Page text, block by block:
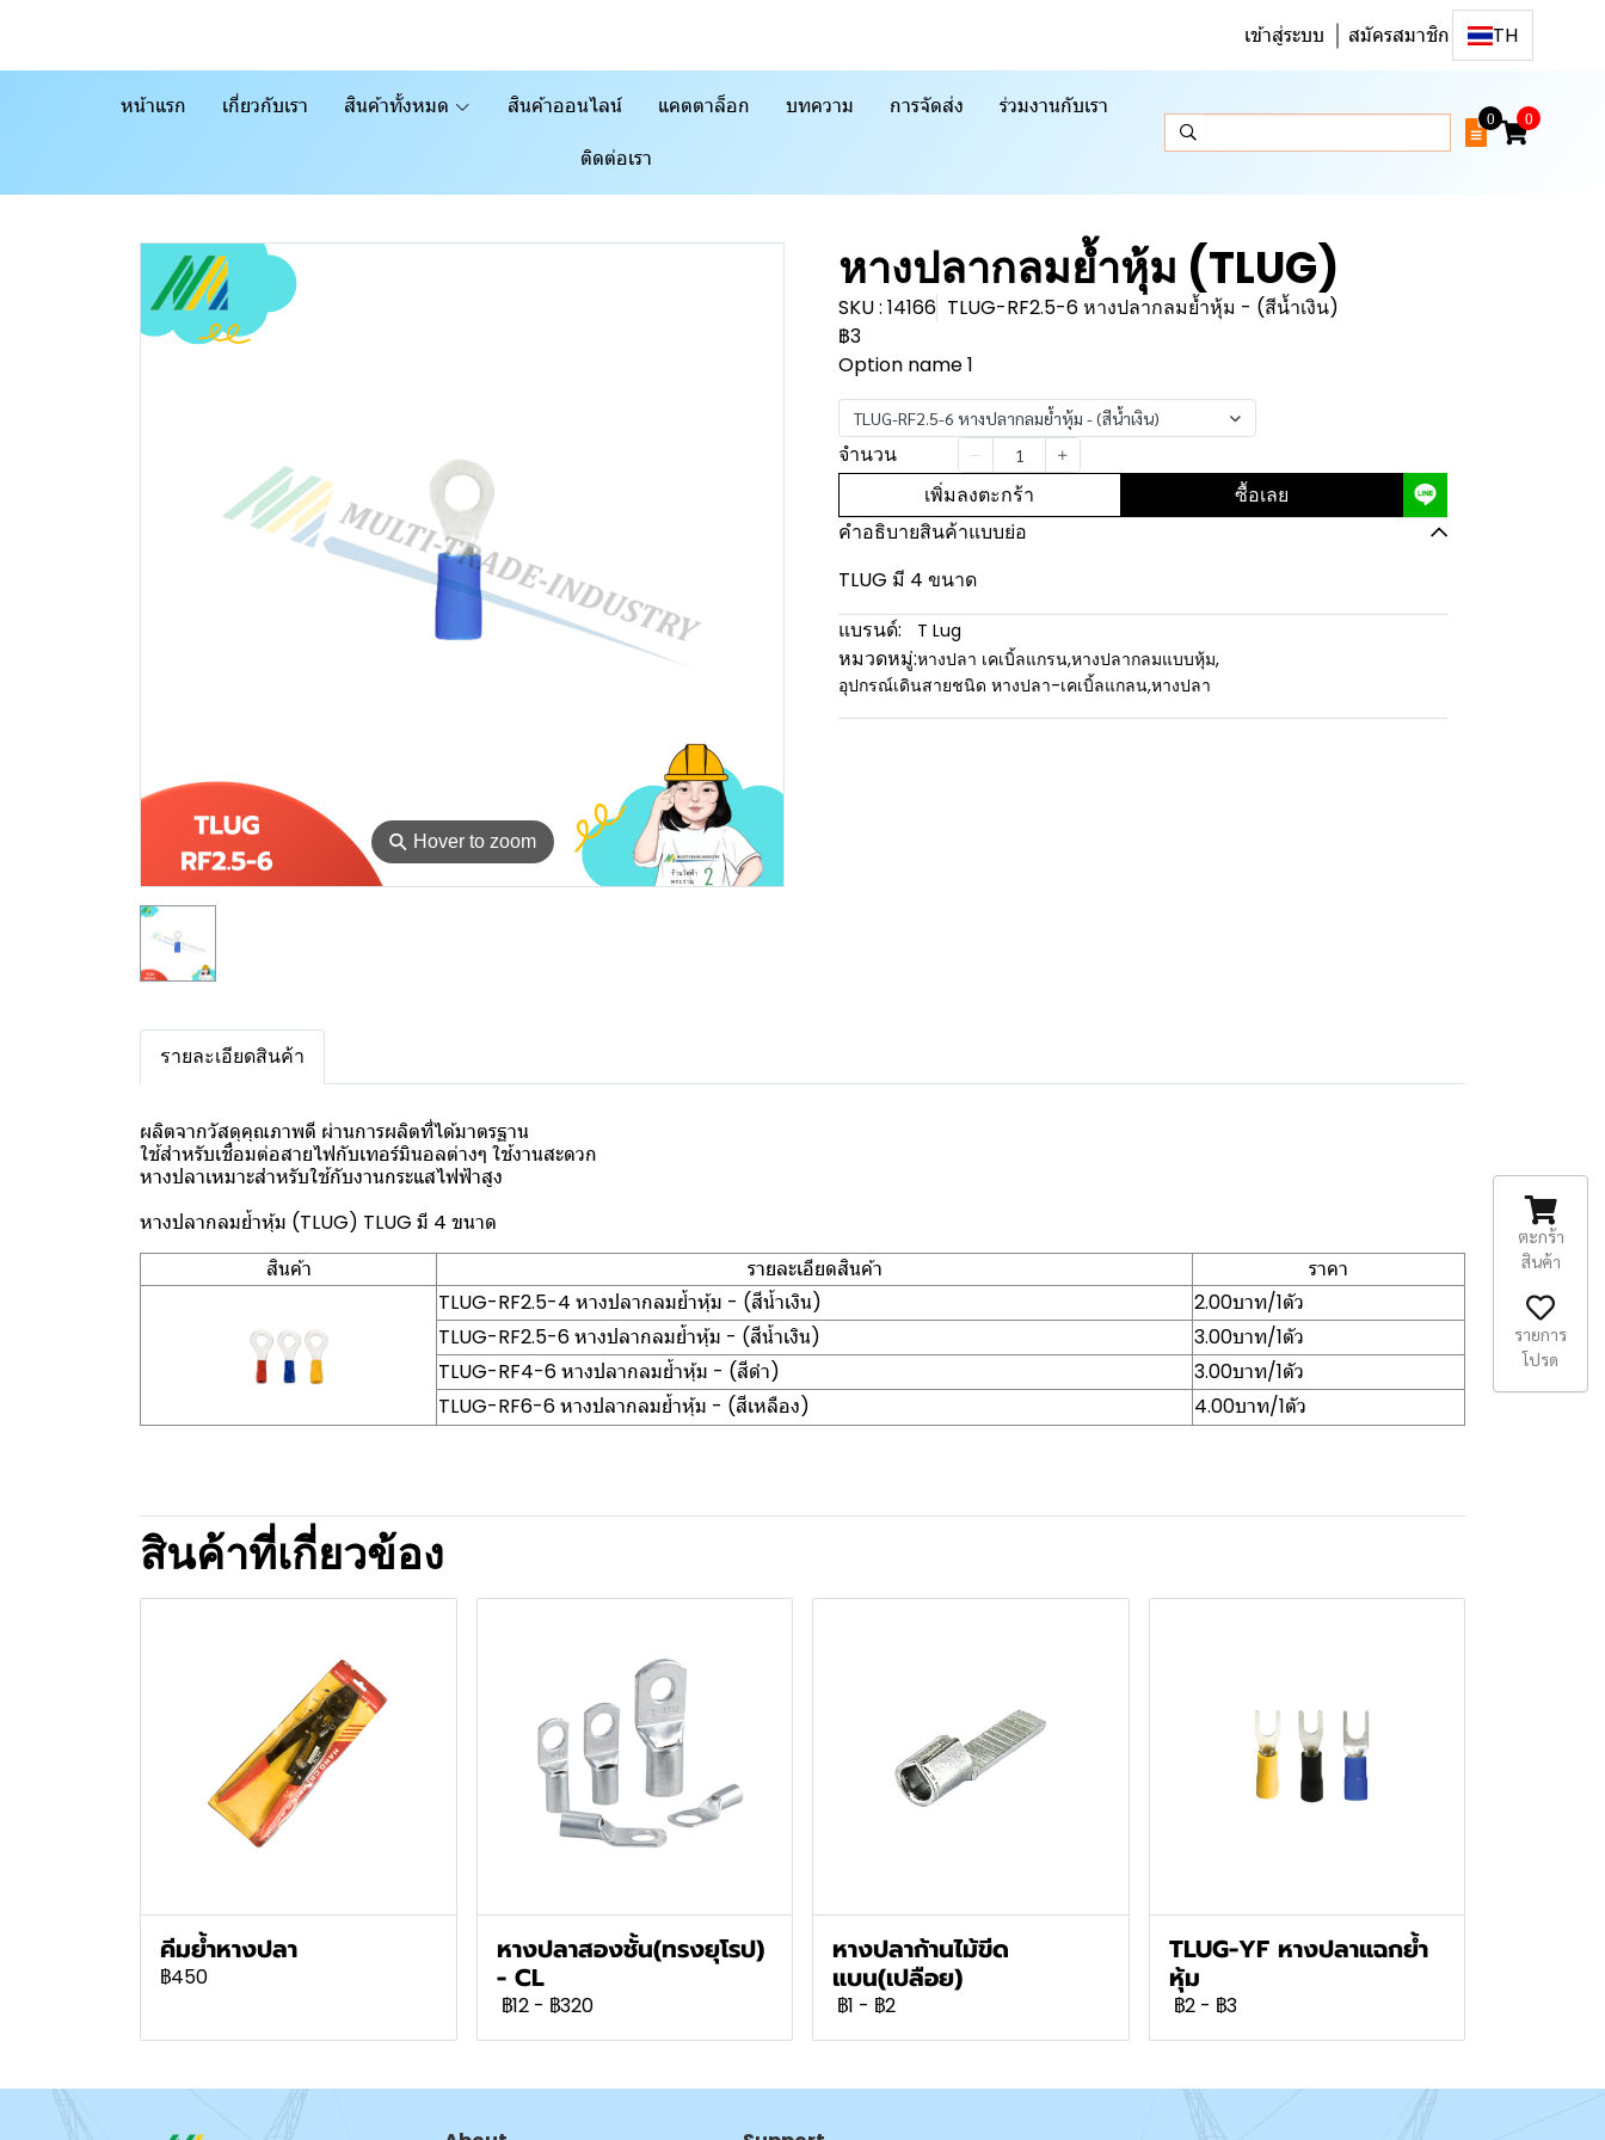
เข้าสู่ระบบ สมัครสมาชิก TH
หน้าแรก เกี่ยวกับเรา สินค้าทั้งหมด สินค้าออนไลน์ แคตตาล็อก บทความ การจัดส่ง ร่วมงานกับเรา
ติดต่อเรา
0 0
⚲ Hover to zoom
หางปลากลมย้ำหุ้ม (TLUG)
SKU : 14166 TLUG-RF2.5-6 หางปลากลมย้ำหุ้ม - (สีน้ำเงิน)
฿3
Option name 1
TLUG-RF2.5-6 หางปลากลมย้ำหุ้ม - (สีน้ำเงิน)
จำนวน
เพิ่มลงตะกร้า ซื้อเลย
คำอธิบายสินค้าแบบย่อ
TLUG มี 4 ขนาด
แบรนด์:
T Lug
หมวดหมู่:หางปลา เคเบิ้ลแกรน,หางปลากลมแบบหุ้ม,
อุปกรณ์เดินสายชนิด หางปลา-เคเบิ้ลแกลน,หางปลา
รายละเอียดสินค้า
ผลิตจากวัสดุคุณภาพดี ผ่านการผลิตที่ได้มาตรฐาน
ใช้สำหรับเชื่อมต่อสายไฟกับเทอร์มินอลต่างๆ ใช้งานสะดวก
หางปลาเหมาะสำหรับใช้กับงานกระแสไฟฟ้าสูง
หางปลากลมย้ำหุ้ม (TLUG) TLUG มี 4 ขนาด
สินค้า
รายละเอียดสินค้า
ราคา
TLUG-RF2.5-4 หางปลากลมย้ำหุ้ม - (สีน้ำเงิน)
2.00บาท/1ตัว
TLUG-RF2.5-6 หางปลากลมย้ำหุ้ม - (สีน้ำเงิน)
3.00บาท/1ตัว
TLUG-RF4-6 หางปลากลมย้ำหุ้ม - (สีดำ)
3.00บาท/1ตัว
TLUG-RF6-6 หางปลากลมย้ำหุ้ม - (สีเหลือง)
4.00บาท/1ตัว
สินค้าที่เกี่ยวข้อง
คีมย้ำหางปลา
฿450
หางปลาสองชั้น(ทรงยุโรป)
- CL
฿12 - ฿320
หางปลาก้านไม้ขีด
แบน(เปลือย)
฿1 - ฿2
TLUG-YF หางปลาแฉกย้ำ
หุ้ม
฿2 - ฿3
ตะกร้า
สินค้า
รายการ
โปรด